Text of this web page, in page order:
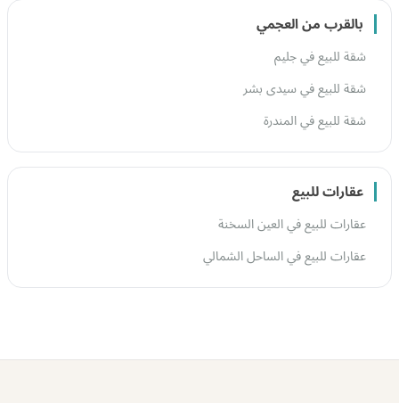
بالقرب من العجمي
شقة للبيع في جليم
شقة للبيع في سيدى بشر
شقة للبيع في المندرة
عقارات للبيع
عقارات للبيع في العين السخنة
عقارات للبيع في الساحل الشمالي